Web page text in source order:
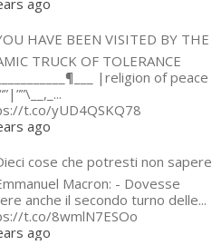
ago
HAVE BEEN VISITED BY THE
TRUCK OF TOLERANCE
|religion of peace
t.co/yUD4QSKQ78
ago
cose che potresti non sapere
Macron: - Dovesse
anche il secondo turno delle...
t.co/8wmlN7ESOo
ago